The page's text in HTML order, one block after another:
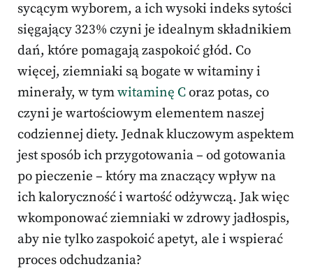
sycącym wyborem, a ich wysoki indeks sytości
sięgający 323% czyni je idealnym składnikiem
dań, które pomagają zaspokoić głód. Co
więcej, ziemniaki są bogate w witaminy i
minerały, w tymwitaminę Coraz potas, co
czyni je wartościowym elementem naszej
codziennej diety. Jednak kluczowym aspektem
jest sposób ich przygotowania – od gotowania
po pieczenie – który ma znaczący wpływ na
ich kaloryczność i wartość odżywczą. Jak więc
wkomponować ziemniaki w zdrowy jadłospis,
aby nie tylko zaspokoić apetyt, ale i wspierać
proces odchudzania?